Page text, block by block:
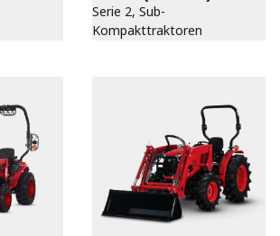
Serie 2, Sub-
Kompakttraktoren